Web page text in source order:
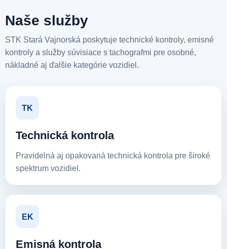
Naše služby
STK Stará Vajnorská poskytuje technické kontroly, emisné
kontroly a služby súvisiace s tachografmi pre osobné,
nákladné aj ďalšie kategórie vozidiel.
TK
Technická kontrola
Pravidelná aj opakovaná technická kontrola pre široké
spektrum vozidiel.
EK
Emisná kontrola